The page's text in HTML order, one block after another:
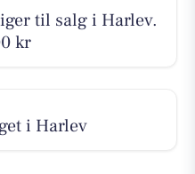
til salg i Harlev.
kr
i Harlev